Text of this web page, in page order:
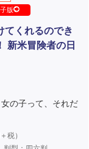
版
てくれるのでき
新米冒険者の日
女の子って、それだ
税）